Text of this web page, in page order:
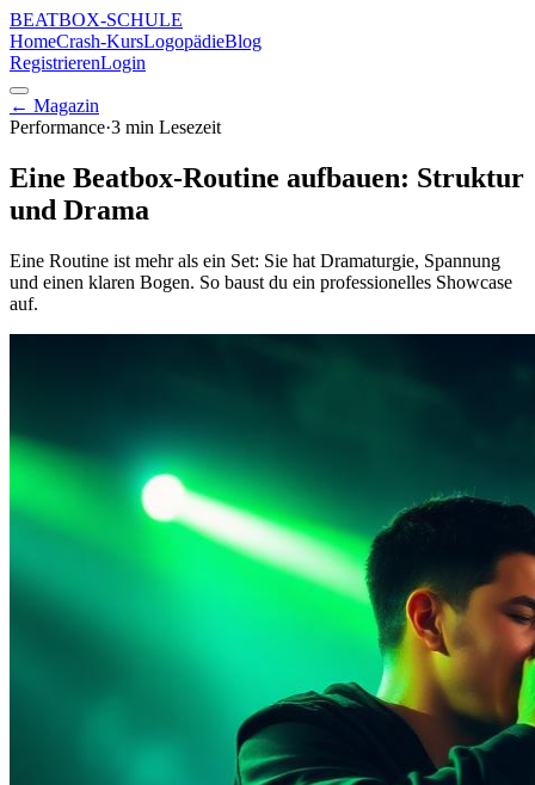
BEATBOX-SCHULE
HomeCrash-KursLogopädieBlog
RegistrierenLogin
← Magazin
Performance·3 min Lesezeit
Eine Beatbox-Routine aufbauen: Struktur
und Drama
Eine Routine ist mehr als ein Set: Sie hat Dramaturgie, Spannung
und einen klaren Bogen. So baust du ein professionelles Showcase
auf.